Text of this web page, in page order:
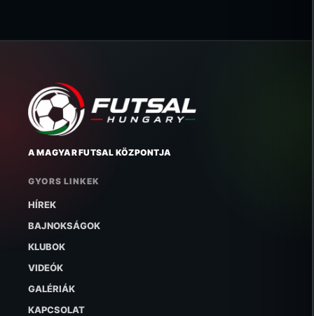
A MAGYAR FUTSAL KÖZPONTJA
GYORS LINKEK
HÍREK
BAJNOKSÁGOK
KLUBOK
VIDEÓK
GALÉRIÁK
KAPCSOLAT